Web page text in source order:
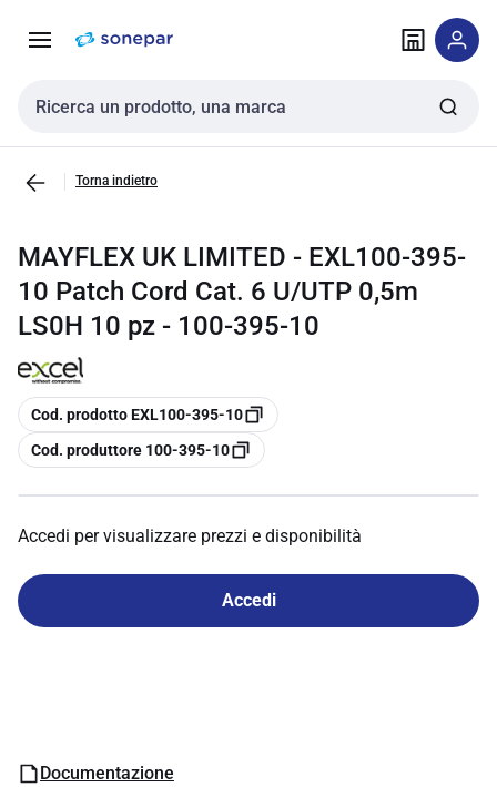
navigazione alla
Cerca input
Torna indietro
MAYFLEX UK LIMITED - EXL100-395-
10 Patch Cord Cat. 6 U/UTP 0,5m
LS0H 10 pz - 100-395-10
copia
Cod. prodotto EXL100-395-10
copia
Cod. produttore 100-395-10
Accedi per visualizzare prezzi e disponibilità
Accedi
Documentazione